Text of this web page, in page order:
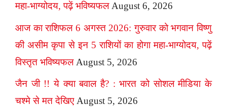
महा-भाग्योदय, पढ़ें भविष्यफल August 6, 2026
आज का राशिफल 6 अगस्त 2026: गुरुवार को भगवान विष्णु
की असीम कृपा से इन 5 राशियों का होगा महा-भाग्योदय, पढ़ें
विस्तृत भविष्यफल August 5, 2026
जैन जी !! ये क्या बवाल है? : भारत को सोशल मीडिया के
चश्मे से मत देखिए August 5, 2026